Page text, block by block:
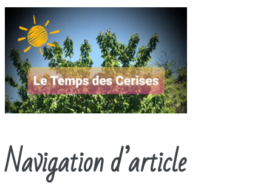
Navigation d’article